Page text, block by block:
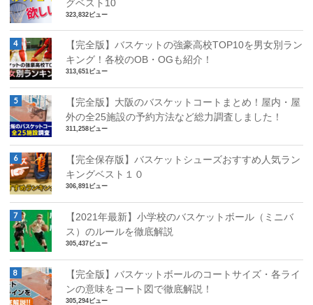
グベスト10
323,832ビュー
【完全版】バスケットの強豪高校TOP10を男女別ラン
キング！各校のOB・OGも紹介！
313,651ビュー
【完全版】大阪のバスケットコートまとめ！屋内・屋
外の全25施設の予約方法など総力調査しました！
311,258ビュー
【完全保存版】バスケットシューズおすすめ人気ラン
キングベスト１０
306,891ビュー
【2021年最新】小学校のバスケットボール（ミニバ
ス）のルールを徹底解説
305,437ビュー
【完全版】バスケットボールのコートサイズ・各ライ
ンの意味をコート図で徹底解説！
305,294ビュー